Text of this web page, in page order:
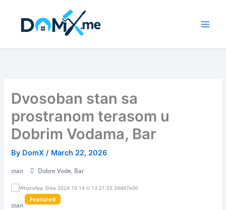
content
Dvosoban stan sa
prostranom terasom u
Dobrim Vodama, Bar
By DomX/ March 22, 2026
stan Dobre Vode, Bar
Featured
stan